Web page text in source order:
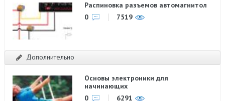
Распиновка разъемов автомагнитол
0
7519
Дополнительно
Основы электроники для
начинающих
0
6291